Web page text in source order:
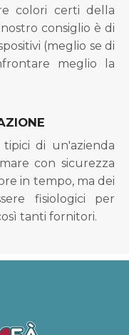
colori certi della
consiglio è di
(meglio se di
meglio la
di un'azienda
con sicurezza
in tempo, ma dei
fisiologici per
tanti fornitori.